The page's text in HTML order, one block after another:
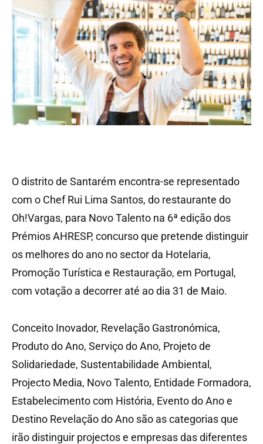
O distrito de Santarém encontra-se representado
com o Chef Rui Lima Santos, do restaurante do
Oh!Vargas, para Novo Talento na 6ª edição dos
Prémios AHRESP, concurso que pretende distinguir
os melhores do ano no sector da Hotelaria,
Promoção Turística e Restauração, em Portugal,
com votação a decorrer até ao dia 31 de Maio.
Conceito Inovador, Revelação Gastronómica,
Produto do Ano, Serviço do Ano, Projeto de
Solidariedade, Sustentabilidade Ambiental,
Projecto Media, Novo Talento, Entidade Formadora,
Estabelecimento com História, Evento do Ano e
Destino Revelação do Ano são as categorias que
irão distinguir projectos e empresas das diferentes